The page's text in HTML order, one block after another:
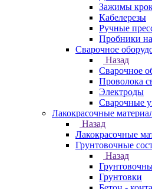
Зажимы
Кабелерезы
Ручные
Пробники
Сварочное
Назад
Сварочное
Проволока
Электроды
Сварочные
Лакокрасочные
Назад
Лакокрасочные
Грунтовочные
Назад
Грунтовки